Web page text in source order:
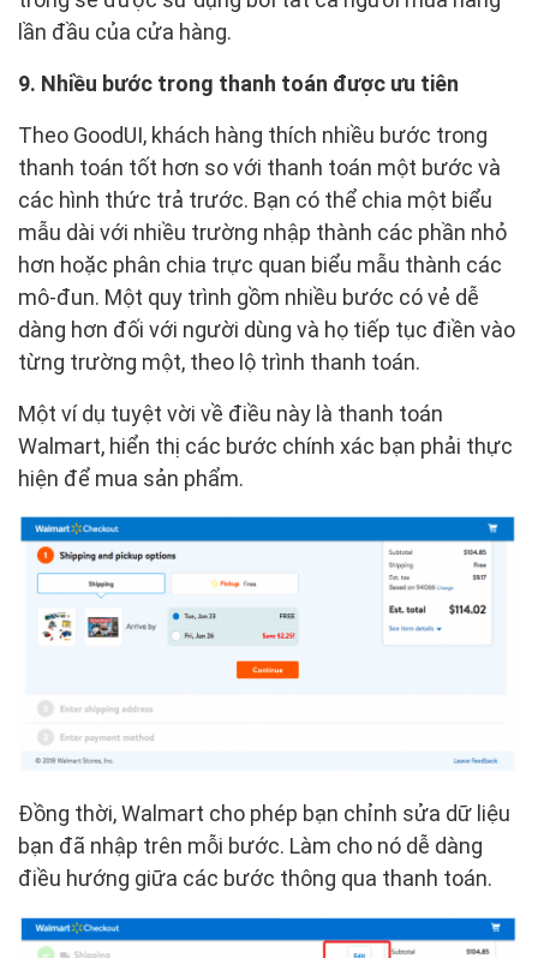
lần đầu của cửa hàng.
9. Nhiều bước trong thanh toán được ưu tiên
Theo GoodUI, khách hàng thích nhiều bước trong
thanh toán tốt hơn so với thanh toán một bước và
các hình thức trả trước. Bạn có thể chia một biểu
mẫu dài với nhiều trường nhập thành các phần nhỏ
hơn hoặc phân chia trực quan biểu mẫu thành các
mô-đun. Một quy trình gồm nhiều bước có vẻ dễ
dàng hơn đối với người dùng và họ tiếp tục điền vào
từng trường một, theo lộ trình thanh toán.
Một ví dụ tuyệt vời về điều này là thanh toán
Walmart, hiển thị các bước chính xác bạn phải thực
hiện để mua sản phẩm.
Đồng thời, Walmart cho phép bạn chỉnh sửa dữ liệu
bạn đã nhập trên mỗi bước. Làm cho nó dễ dàng
điều hướng giữa các bước thông qua thanh toán.